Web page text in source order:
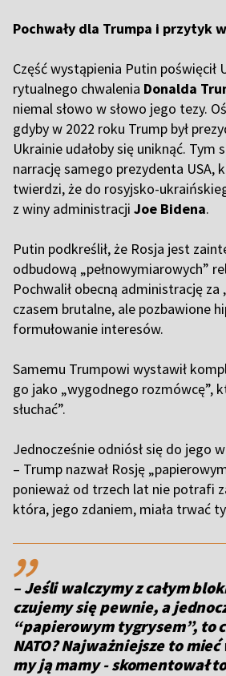
Pochwały dla Trumpa i przytyk
Część wystąpienia Putin poświęcił
rytualnego chwalenia Donalda
niemal słowo w słowo jego tezy.
gdyby w 2022 roku Trump był
Ukrainie udałoby się uniknąć. Tym
narrację samego prezydenta USA,
twierdzi, że do rosyjsko-
z winy administracji Joe Bidena.
Putin podkreślił, że Rosja jest
odbudową „pełnowymiarowych”
Pochwalił obecną administrację za
czasem brutalne, ale pozbawione
formułowanie interesów.
Samemu Trumpowi wystawił
go jako „wygodnego rozmówcę”,
słuchać”.
Jednocześnie odniósł się do jego
– Trump nazwał Rosję
ponieważ od trzech lat nie potrafi
która, jego zdaniem, miała trwać
,,
– Jeśli walczymy z całym
czujemy się pewnie, a
“papierowym tygrysem”, to
NATO? Najważniejsze to
my ją mamy - skomentował